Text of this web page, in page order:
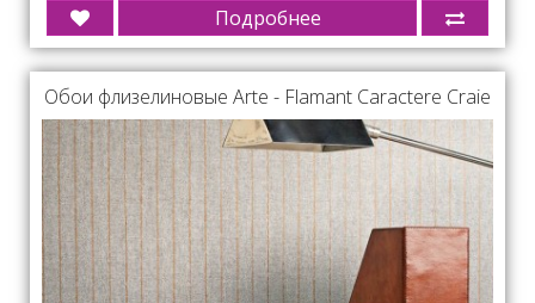
Подробнее
Обои флизелиновые Arte - Flamant Caractere Craie